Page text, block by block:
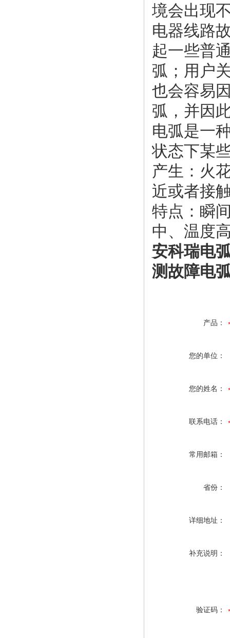
境会出现
电器线路
起一些普
弧；用户
也会容易
弧，并因
电弧是一
状态下某
产生：火
近或者接
特点：瞬
中、温度
安科瑞电
测故障电
产品：
您的单位：
您的姓名：
联系电话：
常用邮箱：
省份：
详细地址：
补充说明：
验证码：